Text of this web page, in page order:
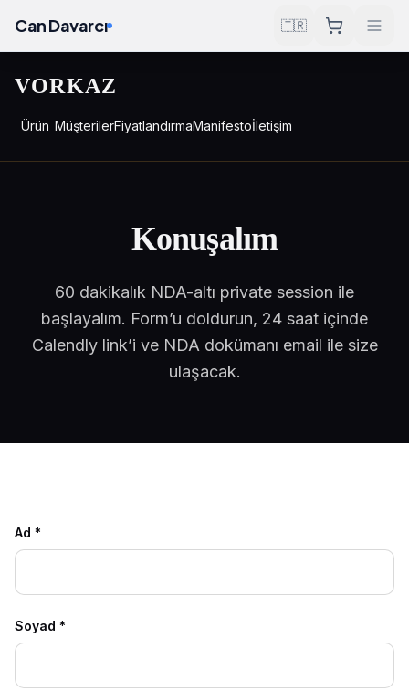
Can Davarcı 🇹🇷
VORKAZ
Ürün MüşterilerFiyatlandırmaManifestoİletişim
Konuşalım
60 dakikalık NDA-altı private session ile
başlayalım. Form’u doldurun, 24 saat içinde
Calendly link’i ve NDA dokümanı email ile size
ulaşacak.
Ad *
Soyad *